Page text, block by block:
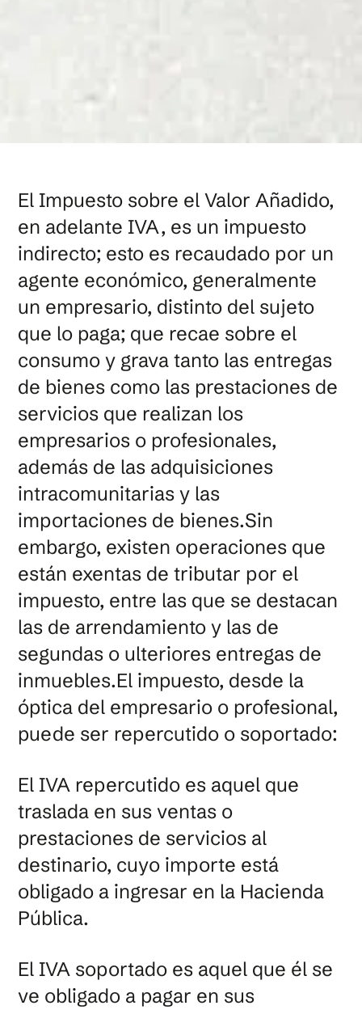
El Impuesto sobre el Valor Añadido,
en adelante IVA, es un impuesto
indirecto; esto es recaudado por un
agente económico, generalmente
un empresario, distinto del sujeto
que lo paga; que recae sobre el
consumo y grava tanto las entregas
de bienes como las prestaciones de
servicios que realizan los
empresarios o profesionales,
además de las adquisiciones
intracomunitarias y las
importaciones de bienes.Sin
embargo, existen operaciones que
están exentas de tributar por el
impuesto, entre las que se destacan
las de arrendamiento y las de
segundas o ulteriores entregas de
inmuebles.El impuesto, desde la
óptica del empresario o profesional,
puede ser repercutido o soportado:
El IVA repercutido es aquel que
traslada en sus ventas o
prestaciones de servicios al
destinario, cuyo importe está
obligado a ingresar en la Hacienda
Pública.
El IVA soportado es aquel que él se
ve obligado a pagar en sus